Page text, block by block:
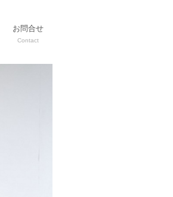
お問合せ
Contact